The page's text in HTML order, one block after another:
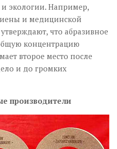
и экологии. Например,
и медицинской
что абразивное
концентрацию
второе место после
и до громких
производители